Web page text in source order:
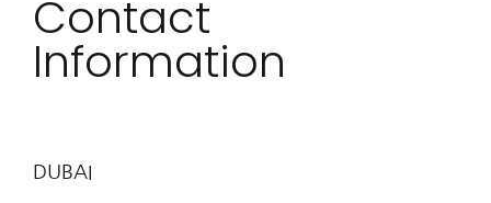
Contact
Information
DUBAI